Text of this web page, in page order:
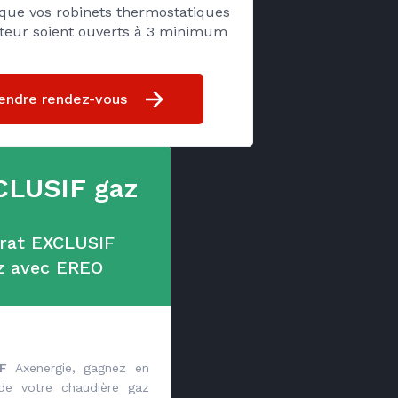
vos robinets thermostatiques
soient ouverts à 3 minimum
rendez-vous
gaz
EXCLUSIF
EREO
Axenergie, gagnez en
votre chaudière gaz